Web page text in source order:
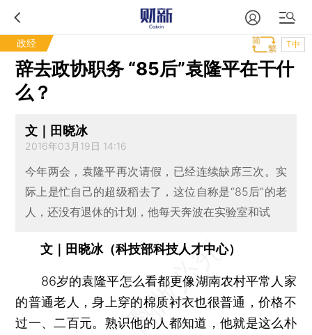
政经 T中
辞去政协职务 “85后”袁隆平在干什
么？
文｜田晓冰
2016年03月19日 14:16
今年两会，袁隆平再次请假，已经连续缺席三次。实
际上是忙自己的超级稻去了，这位自称是“85后”的老
人，还没有退休的计划，他每天奔波在实验室和试
文｜田晓冰（科技部科技人才中心）
86岁的袁隆平怎么看都更像湖南农村平常人家
的普通老人，身上穿的棉质衬衣也很普通，价格不
过一、二百元。熟识他的人都知道，他就是这么朴